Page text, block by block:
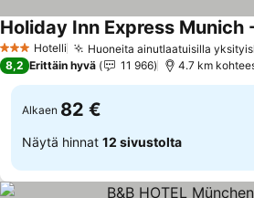
3 Tähtiluokitus
Hotelli Huoneita ainutlaatuisilla
Holiday Inn Express Munich
8,2 Erittäin hyvä 11 966 4.7 km
Alkaen 82 €
Näytä hinnat 12 sivustolta